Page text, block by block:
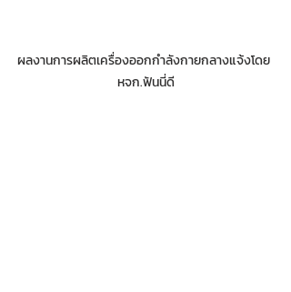
ผลงานการผลิตเครื่องออกกำลังกายกลางแจ้งโดย
หจก.ฟันนี่ดี